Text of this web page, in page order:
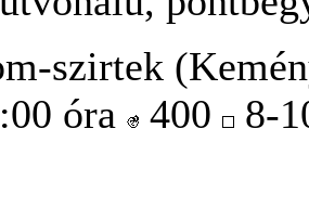
szirtek
óra
400 8-